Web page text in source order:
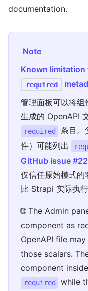
documentation.
Note
Known
required
管理面板可以将组
生成的 OpenAPI
required
条目。
件）可能列出
GitHub issue
仅信任原始模式
比 Strapi 实际执行
🌐 The Admin
component as
OpenAPI file
those scalars.
component
required
while